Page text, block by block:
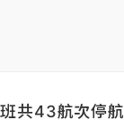
共43航次停航